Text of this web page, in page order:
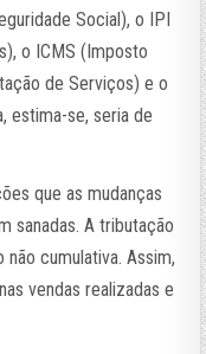
Social), o IPI
o ICMS (Imposto
de Serviços) e o
estima-se, seria de
que as mudanças
sanadas. A tributação
cumulativa. Assim,
vendas realizadas e